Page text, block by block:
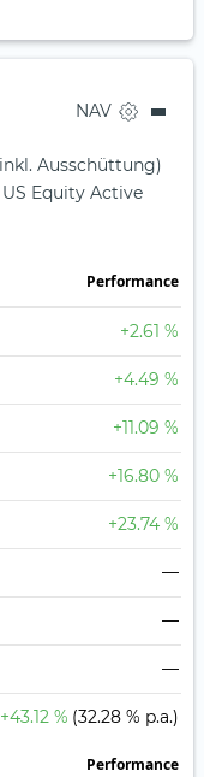
NAV
Ausschüttung)
Equity Active
Perfor­mance
+2.61 %
+4.49 %
+11.09 %
+16.80 %
+23.74 %
—
—
—
+43.12 % (32.28 % p.a.)
Perfor­mance